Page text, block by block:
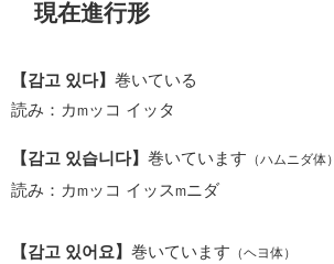
現在進行形
【감고 있다】 巻いている
読み：カmッコ イッタ
【감고 있습니다】 巻いています （ハムニダ体）
読み：カmッコ イッス m ニダ
【감고 있어요】 巻いています （ヘヨ体）